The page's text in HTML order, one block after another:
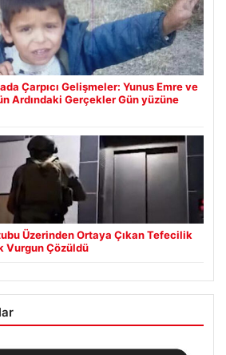
Çarpıcı Gelişmeler: Yunus Emre ve
Ardındaki Gerçekler Gün yüzüne
Üzerinden Ortaya Çıkan Tefecilik
Vurgun Çözüldü